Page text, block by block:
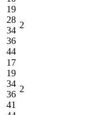
19
28
34
36
44
2
17
19
34
36
41
2